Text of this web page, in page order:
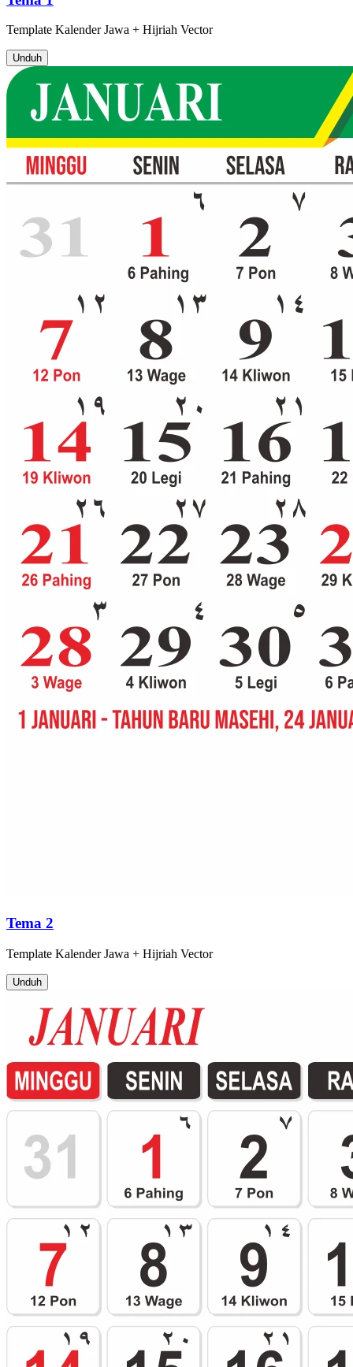
Template Kalender Jawa + Hijriah Vector
Unduh
Tema 2
Template Kalender Jawa + Hijriah Vector
Unduh